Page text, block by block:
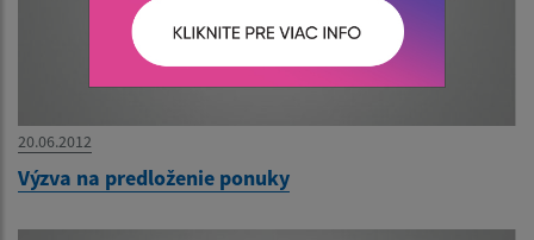
20.06.2012
Výzva na predloženie ponuky